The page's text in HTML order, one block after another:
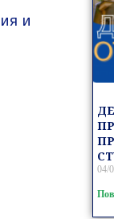
и
04/